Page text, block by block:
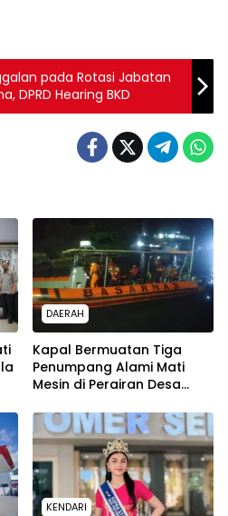
pada Rotasi Jabatan
DPRD Hearing BKD
DAERAH
Kapal Bermuatan Tiga
Penumpang Alami Mati
Mesin di Perairan Desa
Dikerahkan
KENDARI